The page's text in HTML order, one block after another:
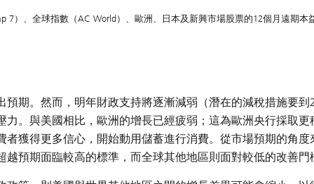
7）、全球指數（AC World）、歐洲、日本及新興市場股票的12個月遠期本
期。然而，明年財政支持將逐漸減弱（潛在的減稅措施要到
。與美國相比，歐洲的增長已經疲弱；這為歐洲央行採取更
獲得更多信心，開始動用儲蓄進行消費。從市場預期的角度
預期面臨較高的標準，而全球其他地區則面對較低的改善門